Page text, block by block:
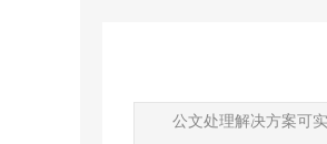
公文处理解决方案可